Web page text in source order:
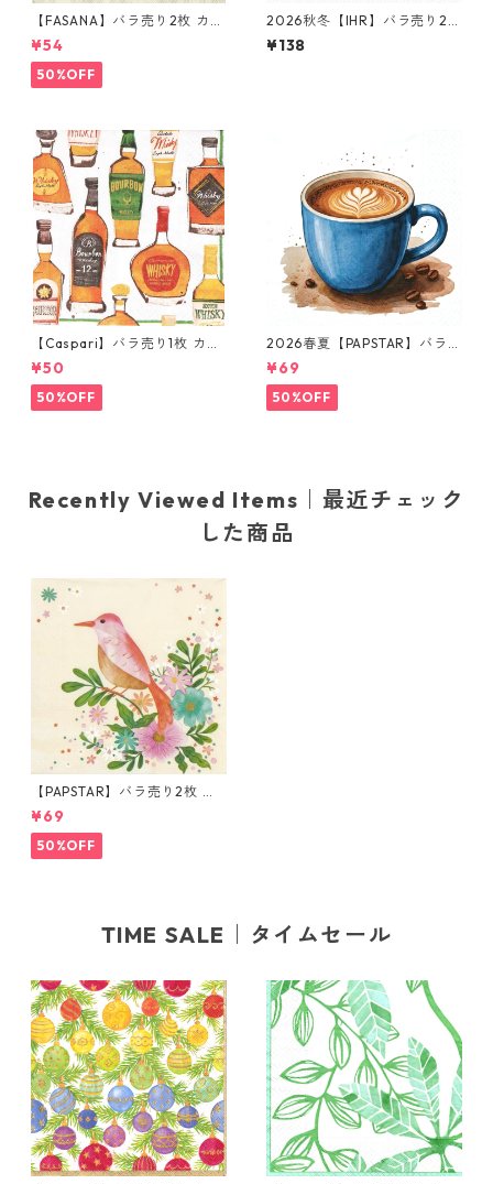
【FASANA】バラ売り2枚 カク
テルサイズ ペーパーナプキン
golden heart ナチュラル
¥54
50%OFF
2026秋冬【IHR】バラ売り2枚
ランチサイズ ペーパーナプキ
ン Minou ホワイト
¥138
【Caspari】バラ売り1枚 カク
テルサイズ ペーパーナプキン
Whiskey Tasting ホワイト
¥50
50%OFF
2026春夏【PAPSTAR】バラ売
り2枚 ランチサイズ ペーパー
ナプキン Cup of Coffee ホワ
イト
¥69
50%OFF
Recently Viewed Items｜最近チェック
した商品
【PAPSTAR】バラ売り2枚 ラ
ンチサイズ ペーパーナプキン
Flowery Bird クリーム
¥69
50%OFF
TIME SALE｜タイムセール